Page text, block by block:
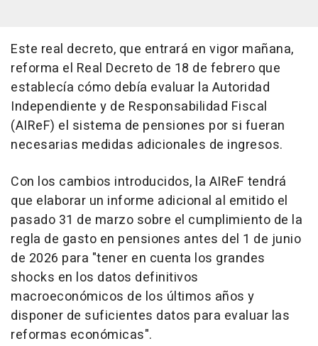
Este real decreto, que entrará en vigor mañana,
reforma el Real Decreto de 18 de febrero que
establecía cómo debía evaluar la Autoridad
Independiente y de Responsabilidad Fiscal
(AIReF) el sistema de pensiones por si fueran
necesarias medidas adicionales de ingresos.
Con los cambios introducidos, la AIReF tendrá
que elaborar un informe adicional al emitido el
pasado 31 de marzo sobre el cumplimiento de la
regla de gasto en pensiones antes del 1 de junio
de 2026 para "tener en cuenta los grandes
shocks en los datos definitivos
macroeconómicos de los últimos años y
disponer de suficientes datos para evaluar las
reformas económicas".